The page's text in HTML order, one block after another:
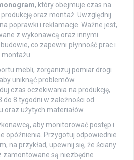
, który obejmuje czas na
oraz montaż. Uwzględnij
poprawki i reklamacje. Ważne jest,
z wykonawcą oraz innymi
co zapewni płynność prac i
mebli, zorganizuj pomiar drogi
uniknąć problemów
czas oczekiwania na produkcję,
do 8 tygodni w zależności od
użytych materiałów.
aby monitorować postęp i
opóźnienia. Przygotuj odpowiednie
na przykład, upewnij się, że ściany
zamontowane są niezbędne